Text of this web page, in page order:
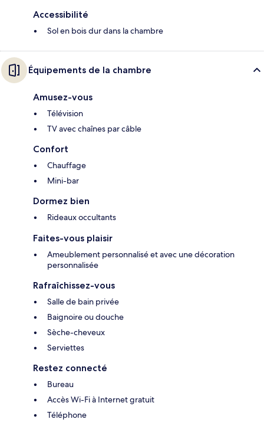
Accessibilité
Sol en bois dur dans la chambre
Équipements de la chambre
Amusez-vous
Télévision
TV avec chaînes par câble
Confort
Chauffage
Mini-bar
Dormez bien
Rideaux occultants
Faites-vous plaisir
Ameublement personnalisé et avec une décoration
personnalisée
Rafraîchissez-vous
Salle de bain privée
Baignoire ou douche
Sèche-cheveux
Serviettes
Restez connecté
Bureau
Accès Wi-Fi à Internet gratuit
Téléphone